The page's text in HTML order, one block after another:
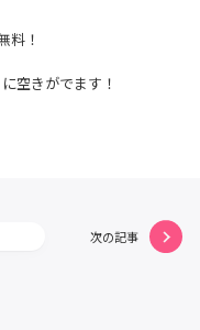
料！
空きがでます！
次の記事